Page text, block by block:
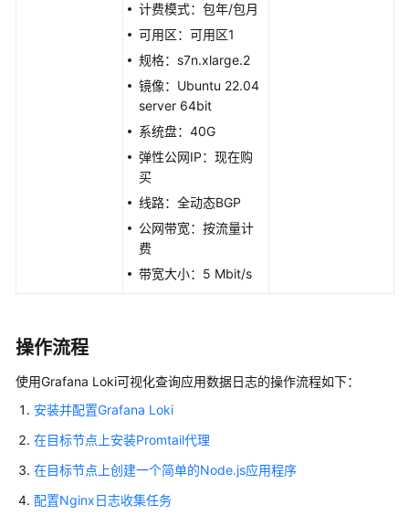
志
使
用
监
控
网
计费模式：包年/包月
可用区：可用区1
规格：s7n.xlarge.2
镜像：Ubuntu 22.04
server 64bit
系统盘：40G
弹性公网IP：现在购
买
线路：全动态BGP
公网带宽：按流量计
费
带宽大小：5 Mbit/s
操作流程
使用Grafana Loki可视化查询应用数据日志的操作流程如下：
安装并配置Grafana Loki
在目标节点上安装Promtail代理
在目标节点上创建一个简单的Node.js应用程序
配置Nginx日志收集任务